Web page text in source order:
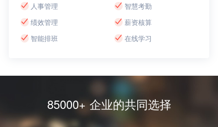
人事管理
智慧考勤
绩效管理
薪资核算
智能排班
在线学习
85000+ 企业的共同选择